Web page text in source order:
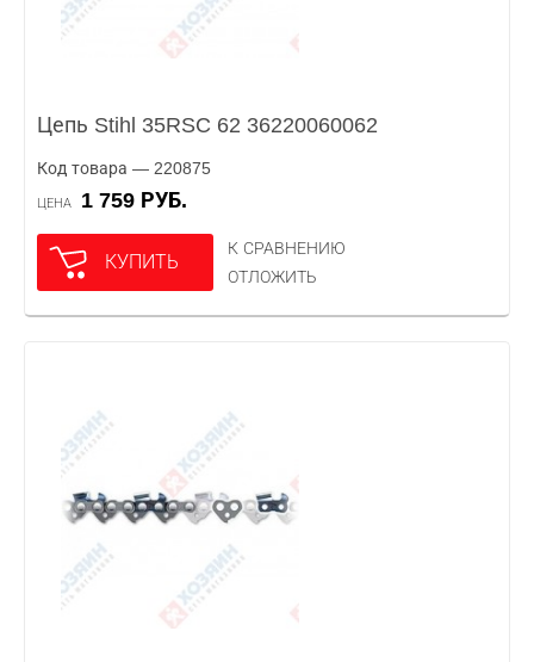
Цепь Stihl 35RSC 62 36220060062
Код товара — 220875
ЦЕНА 1 759 РУБ.
КУПИТЬ
К СРАВНЕНИЮ
ОТЛОЖИТЬ